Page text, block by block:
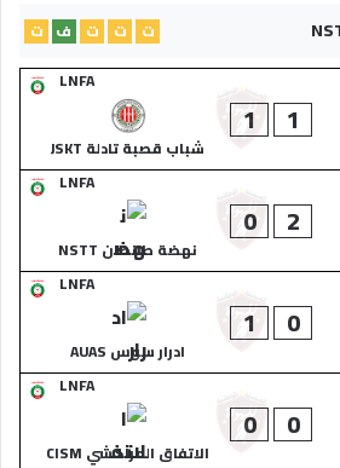
ت ت ت ف ت
LNFA
1
1
شباب قصبة تادلة JSKT
LNFA
2
0
نهضة طانطان NSTT
LNFA
0
1
ادرار سوس AUAS
LNFA
0
0
الاتفاق المراكشي CISM